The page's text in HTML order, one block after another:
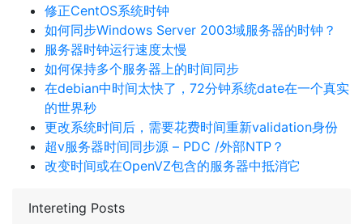
Intereting Posts
修正CentOS系统时钟
如何同步Windows Server 2003域服务器的时钟？
服务器时钟运行速度太慢
如何保持多个服务器上的时间同步
在debian中时间太快了，72分钟系统date在一个真实
的世界秒
更改系统时间后，需要花费时间重新validation身份
超v服务器时间同步源 – PDC /外部NTP？
改变时间或在OpenVZ包含的服务器中抵消它